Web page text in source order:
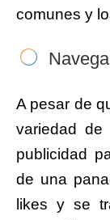
comunes y
A pesar de
variedad de
publicidad
de una
likes y se